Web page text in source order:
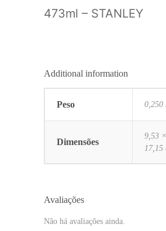
473ml – STANLEY
Additional information
Peso 0,250
Dimensões
9,53
17,15
Avaliações
Não há avaliações ainda.